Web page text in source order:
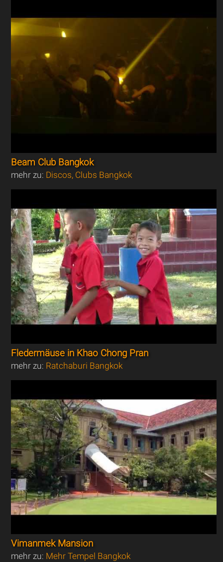
Beam Club Bangkok
mehr zu: Discos, Clubs Bangkok
Fledermäuse in Khao Chong Pran
mehr zu: Ratchaburi Bangkok
Vimanmek Mansion
mehr zu: Mehr Tempel Bangkok